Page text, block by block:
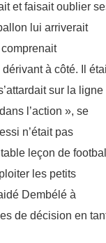
et faisait oublier
lui arriverait
à côté. Il
sur la ligne
l’action », se
n’était pas
leçon de
les petits
Dembélé à
de décision en